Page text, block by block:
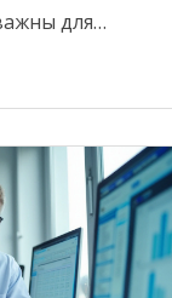
для
могут
так и
более
к диагностике и